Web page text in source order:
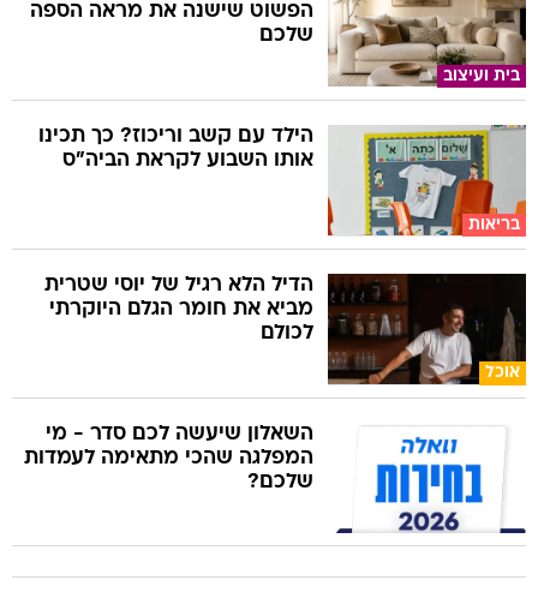
בית ועיצוב
הפשוט שישנה את מראה הספה
שלכם
בריאות
הילד עם קשב וריכוז? כך תכינו
אותו השבוע לקראת הביה"ס
אוכל
הדיל הלא רגיל של יוסי שטרית
מביא את חומר הגלם היוקרתי
לכולם
השאלון שיעשה לכם סדר - מי
המפלגה שהכי מתאימה לעמדות
שלכם?